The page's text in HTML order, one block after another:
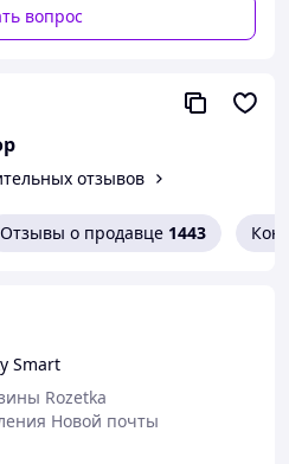
FLAC;
информации: microSD до
IOS/Android;
перенапряжения и
защита от высокой
вопрос
отзывов
Отзывы о продавце 1443
Smart
Rozetka
Новой почты